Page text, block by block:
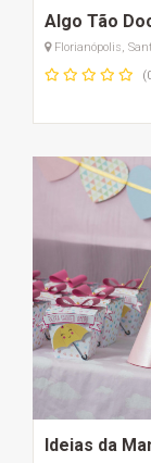
Algo Tão
Florianópolis,
Ideias da